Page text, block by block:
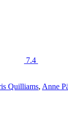
7.4
Quilliams, Anne